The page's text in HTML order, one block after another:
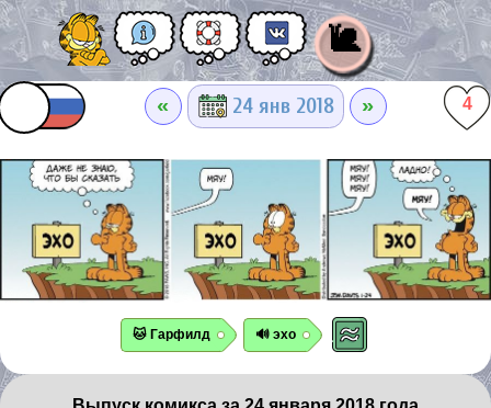
🐌
« 24 янв 2018 » 4
🐱 Гарфилд 🔊 эхо